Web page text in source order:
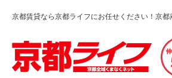
京都賃貸なら京都ライフにお任せください！京